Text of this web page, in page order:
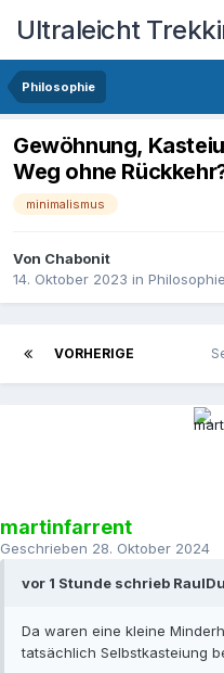
Ultraleicht
Philosophie
Gewöhnung,
Weg ohne
minimalismus
Von Chabonit
14. Oktober 2023 in Philosophie
VORHERIGE
martinfarrent
Geschrieben 28. Oktober 2024
vor 1 Stunde schrieb
Da waren eine kleine
tatsächlich Selbstkasteiung